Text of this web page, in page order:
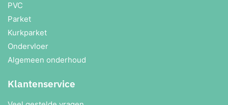
PVC
Parket
Kurkparket
Ondervloer
Algemeen onderhoud
Klantenservice